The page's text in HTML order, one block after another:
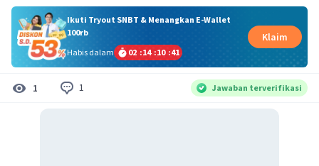
Ikuti Tryout SNBT & Menangkan E-Wallet
100rb
Habis dalam
02 :14 :10 :40
Klaim
1 1 Jawaban terverifikasi